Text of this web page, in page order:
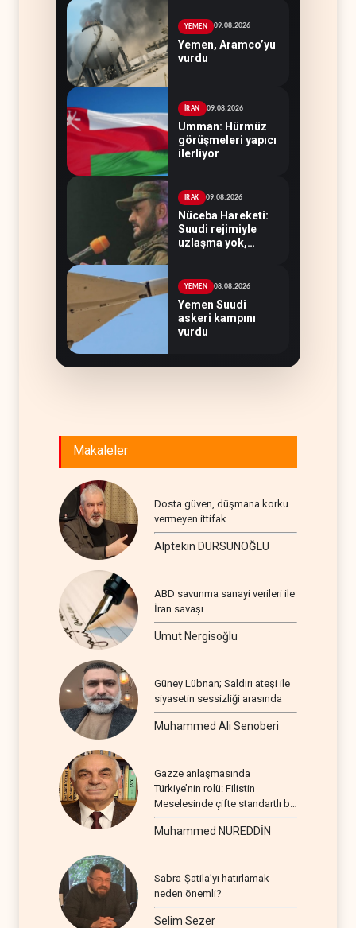
YEMEN 09.08.2026
Yemen, Aramco’yu
vurdu
İRAN 09.08.2026
Umman: Hürmüz
görüşmeleri yapıcı
ilerliyor
IRAK 09.08.2026
Nüceba Hareketi:
Suudi rejimiyle
uzlaşma yok,
YEMEN 08.08.2026
Yemen Suudi
askeri kampını
vurdu
Makaleler
Dosta güven, düşmana korku
vermeyen ittifak
Alptekin DURSUNOĞLU
ABD savunma sanayi verileri ile
İran savaşı
Umut Nergisoğlu
Güney Lübnan; Saldırı ateşi ile
siyasetin sessizliği arasında
Muhammed Ali Senoberi
Gazze anlaşmasında
Türkiye’nin rolü: Filistin
Meselesinde çifte standartlı bir
seyir
Muhammed NUREDDİN
Sabra-Şatila’yı hatırlamak
neden önemli?
Selim Sezer